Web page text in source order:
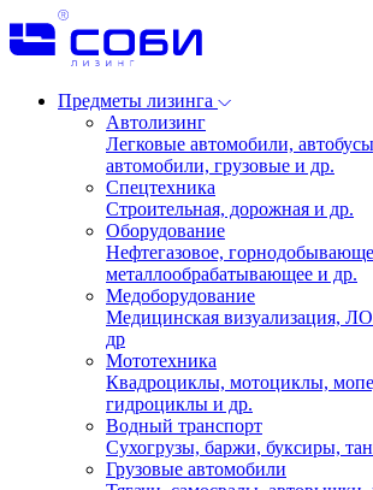
Предметы лизинга
Автолизинг
Легковые автомобили,
автомобили, грузовые и др.
Спецтехника
Строительная, дорожная и др.
Оборудование
Нефтегазовое,
металлообрабатывающее и др.
Медоборудование
Медицинская визуализация,
др
Мототехника
Квадроциклы, мотоциклы,
гидроциклы и др.
Водный транспорт
Сухогрузы, баржи, буксиры,
Грузовые автомобили